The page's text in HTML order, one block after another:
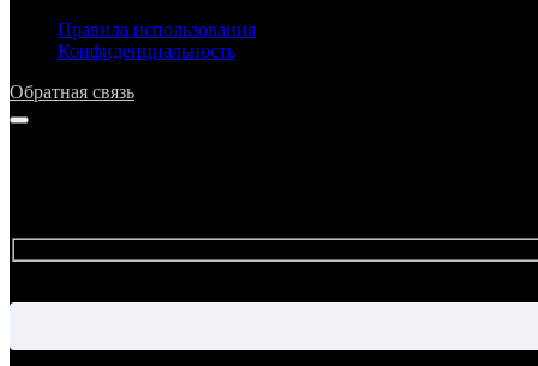
Правила использования
Конфиденциальность
Обратная связь